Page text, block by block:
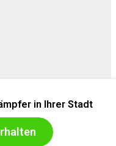
in Ihrer Stadt